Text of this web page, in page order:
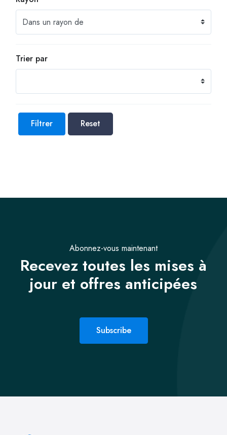
Trier par
Filtrer Reset
Abonnez-vous maintenant
Recevez toutes les mises à
jour et offres anticipées
Subscribe